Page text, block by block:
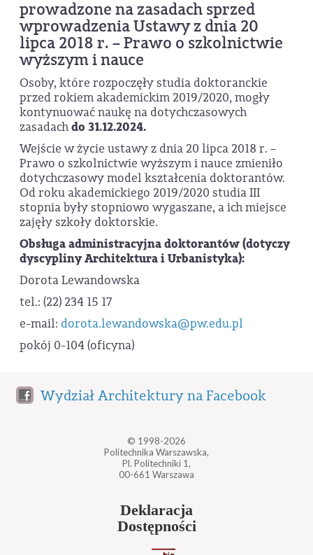
prowadzone na zasadach sprzed
wprowadzenia Ustawy z dnia 20
lipca 2018 r. – Prawo o szkolnictwie
wyższym i nauce
Osoby, które rozpoczęły studia doktoranckie
przed rokiem akademickim 2019/2020, mogły
kontynuować naukę na dotychczasowych
zasadachdo 31.12.2024.
Wejście w życie ustawy z dnia 20 lipca 2018 r. –
Prawo o szkolnictwie wyższym i nauce zmieniło
dotychczasowy model kształcenia doktorantów.
Od roku akademickiego 2019/2020 studia III
stopnia były stopniowo wygaszane, a ich miejsce
zajęły szkoły doktorskie.
Obsługa administracyjna doktorantów (dotyczy
dyscypliny Architektura i Urbanistyka):
Dorota Lewandowska
tel.: (22) 234 15 17
e-mail: dorota.lewandowska@pw.edu.pl
pokój 0-104 (oficyna)
Wydział Architektury na Facebook
© 1998-2026
Politechnika Warszawska,
Pl. Politechniki 1,
00-661 Warszawa
Deklaracja
Dostępności